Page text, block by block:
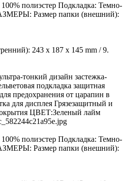
полиэстер Подкладка: Темно-
Размер папки (внешний):
243 x 187 x 145 mm / 9.
тонкий дизайн застежка-
подкладка защитная
предохранения от царапин в
для дисплея Грязезащитный и
ЦВЕТ:Зеленый лайм
полиэстер Подкладка: Темно-
Размер папки (внешний):